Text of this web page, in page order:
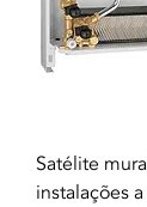
Satélite
instalações